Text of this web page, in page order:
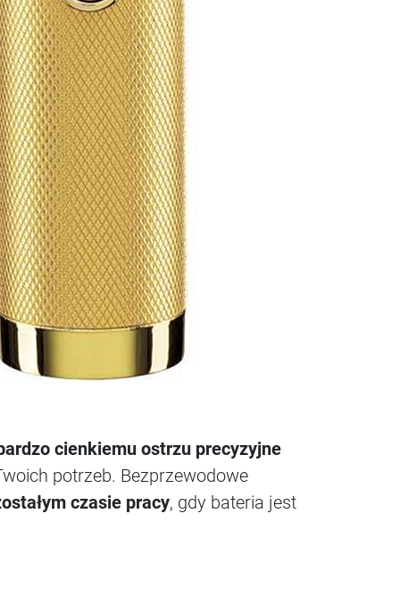
cienkiemu ostrzu precyzyjne
potrzeb. Bezprzewodowe
czasie pracy, gdy bateria jest